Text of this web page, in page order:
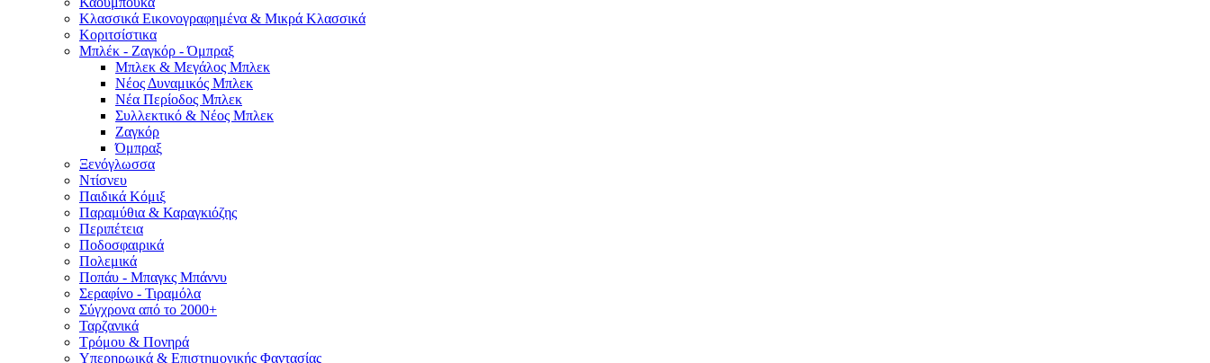
Κλασσικά Εικονογραφημένα & Μικρά Κλασσικά
Κοριτσίστικα
Μπλέκ - Ζαγκόρ - Όμπραξ
Μπλεκ & Μεγάλος Μπλεκ
Νέος Δυναμικός Μπλεκ
Νέα Περίοδος Μπλεκ
Συλλεκτικό & Νέος Μπλεκ
Ζαγκόρ
Όμπραξ
Ξενόγλωσσα
Ντίσνευ
Παιδικά Κόμιξ
Παραμύθια & Καραγκιόζης
Περιπέτεια
Ποδοσφαιρικά
Πολεμικά
Ποπάυ - Μπαγκς Μπάννυ
Σεραφίνο - Τιραμόλα
Σύγχρονα από το 2000+
Ταρζανικά
Τρόμου & Πονηρά
Υπερηρωικά & Επιστημονικής Φαντασίας